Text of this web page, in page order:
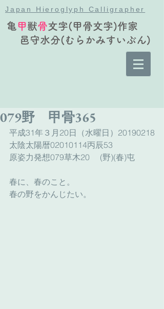
Japan Hieroglyph Calligrapher
亀甲獣骨文字(甲骨文字)作家
邑守水分(むらかみすいぶん)
079野 甲骨365
平成31年３月20日（水曜日）20190218
太陰太陽暦02010114丙辰53
原姿力発想079草木20　 (野)(春)屯
春に、春のこと。
春の野をかんじたい。